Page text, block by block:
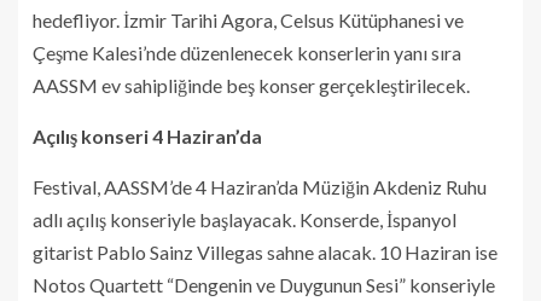
hedefliyor. İzmir Tarihi Agora, Celsus Kütüphanesi ve
Çeşme Kalesi’nde düzenlenecek konserlerin yanı sıra
AASSM ev sahipliğinde beş konser gerçekleştirilecek.
Açılış konseri 4 Haziran’da
Festival, AASSM’de 4 Haziran’da Müziğin Akdeniz Ruhu
adlı açılış konseriyle başlayacak. Konserde, İspanyol
gitarist Pablo Sainz Villegas sahne alacak. 10 Haziran ise
Notos Quartett “Dengenin ve Duygunun Sesi” konseriyle